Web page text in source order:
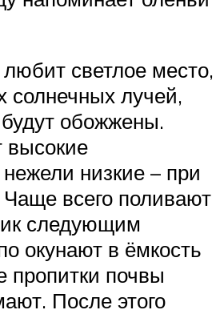
светлое место,
солнечных лучей,
обожжены.
высокие
низкие – при
Чаще всего поливают
следующим
окунают в ёмкость
пропитки почвы
После этого